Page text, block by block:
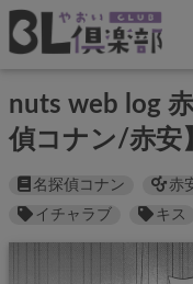
nuts web log
偵コナン/赤安
名探偵コナン 赤
イチャラブ
キス